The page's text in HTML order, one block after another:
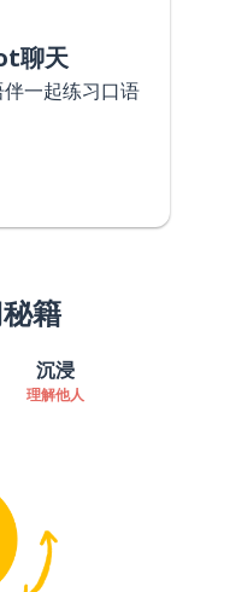
聊天
一起练习口语
籍
沉浸
理解他人